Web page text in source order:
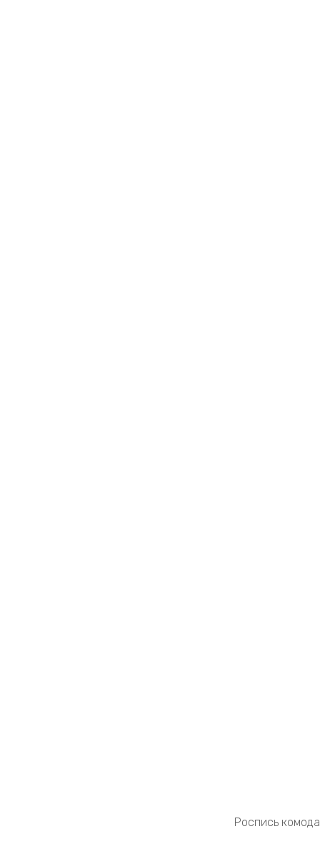
Роспись комода